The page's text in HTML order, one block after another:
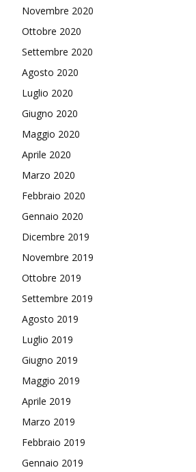
Novembre 2020
Ottobre 2020
Settembre 2020
Agosto 2020
Luglio 2020
Giugno 2020
Maggio 2020
Aprile 2020
Marzo 2020
Febbraio 2020
Gennaio 2020
Dicembre 2019
Novembre 2019
Ottobre 2019
Settembre 2019
Agosto 2019
Luglio 2019
Giugno 2019
Maggio 2019
Aprile 2019
Marzo 2019
Febbraio 2019
Gennaio 2019